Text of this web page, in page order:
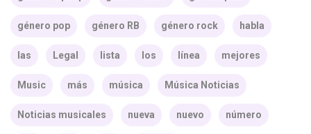
género pop género RB género rock habla
las Legal lista los línea mejores
Music más música Música Noticias
Noticias musicales nueva nuevo número